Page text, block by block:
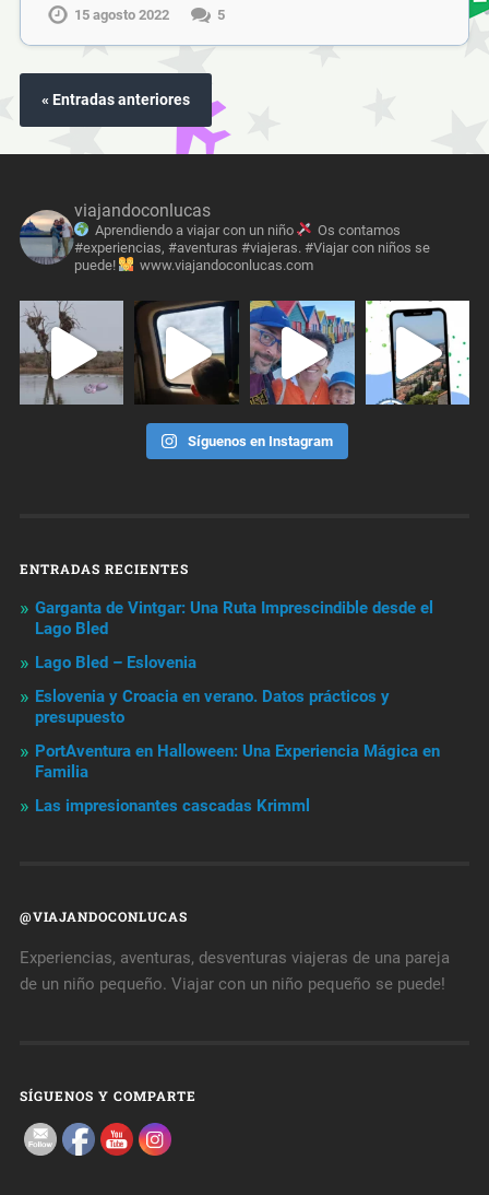
15 agosto 2022 5
« Entradas anteriores
viajandoconlucas
Aprendiendo a viajar con un niño
Os contamos
#experiencias, #aventuras #viajeras. #Viajar con niños se
puede!
www.viajandoconlucas.com
Síguenos en Instagram
ENTRADAS RECIENTES
Garganta de Vintgar: Una Ruta Imprescindible desde el
Lago Bled
Lago Bled – Eslovenia
Eslovenia y Croacia en verano. Datos prácticos y
presupuesto
PortAventura en Halloween: Una Experiencia Mágica en
Familia
Las impresionantes cascadas Krimml
@VIAJANDOCONLUCAS
Experiencias, aventuras, desventuras viajeras de una pareja
de un niño pequeño. Viajar con un niño pequeño se puede!
SÍGUENOS Y COMPARTE